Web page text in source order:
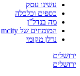
עשינו עסק
כספים וכלכלה
מה בנדל”ן
המומחים של mcity
נדלן מקומי
ירושלים
ירושלים